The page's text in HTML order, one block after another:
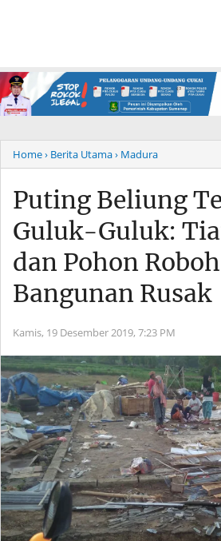
Home› Berita Utama› Madura
Puting Beliung
Guluk-Guluk:
dan Pohon
Bangunan Rusak
Kamis, 19 Desember 2019, 7:23 PM